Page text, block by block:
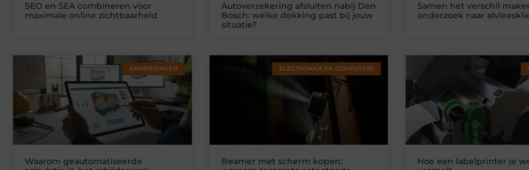
SEO en SEA combineren voor
maximale online zichtbaarheid
Autoverzekering afsluiten nabij Den
Bosch: welke dekking past bij jouw
situatie?
Samen het verschil
onderzoek naar
AANBIEDINGEN
Waarom geautomatiseerde
ELECTRONICA EN COMPUTERS
Beamer met scherm kopen:
Hoe een labelprinter je